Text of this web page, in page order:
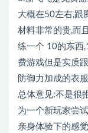
大概在50左右,跟
材料非常的贵,而
练一个 10的东西
费游戏但是实质
防御力加成的衣
总体意见:不是很
为一个新玩家尝
亲身体验下的感